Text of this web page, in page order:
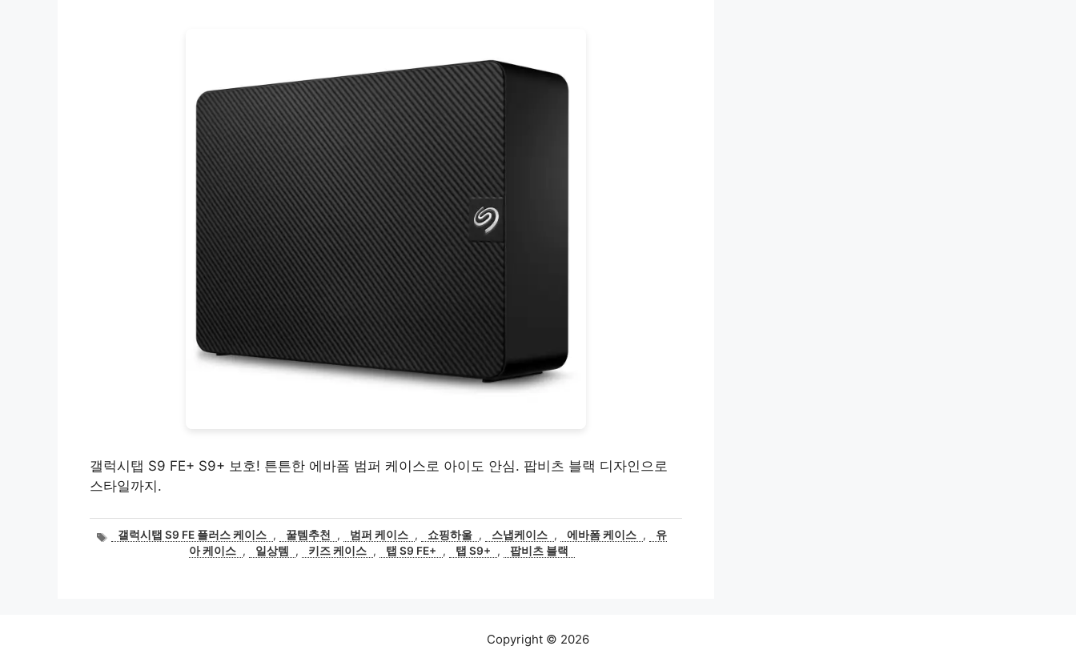
갤럭시탭 S9 FE+ S9+ 보호! 튼튼한 에바폼 범퍼 케이스로 아이도 안심. 팝비츠 블랙 디자인으로
스타일까지.
태갤럭시탭 S9 FE 플러스 케이스 , 꿀템추천 , 범퍼 케이스 , 쇼핑하울 , 스냅케이스 , 에바폼 케이스 ,
유
아 케이스 , 일상템 , 키즈 케이스 , 탭 S9 FE+ , 탭 S9+ , 팝비츠 블랙
Copyright © 2026